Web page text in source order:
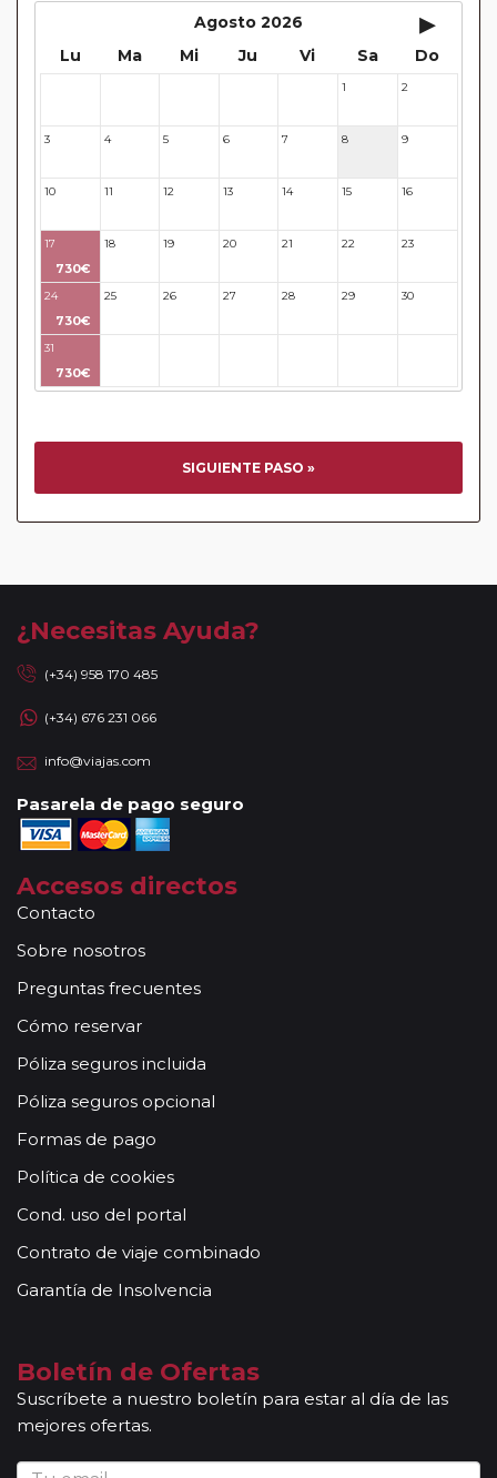
Agosto 2026
▸
Lu Ma Mi Ju Vi Sa Do
1 2
3 4 5 6 7 8 9
10 11 12 13 14 15 16
17
730€
18 19 20 21 22 23
24
730€
25 26 27 28 29 30
31
730€
SIGUIENTE PASO »
¿Necesitas Ayuda?
(+34) 958 170 485
(+34) 676 231 066
info@viajas.com
Pasarela de pago seguro
Accesos directos
Contacto
Sobre nosotros
Preguntas frecuentes
Cómo reservar
Póliza seguros incluida
Póliza seguros opcional
Formas de pago
Política de cookies
Cond. uso del portal
Contrato de viaje combinado
Garantía de Insolvencia
Boletín de Ofertas
Suscríbete a nuestro boletín para estar al día de las
mejores ofertas.